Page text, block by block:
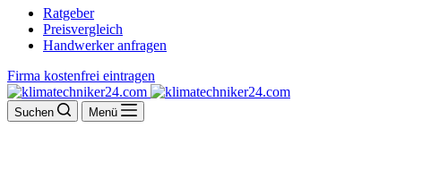
Ratgeber
Preisvergleich
Handwerker anfragen
Firma kostenfrei eintragen
Suchen Menü